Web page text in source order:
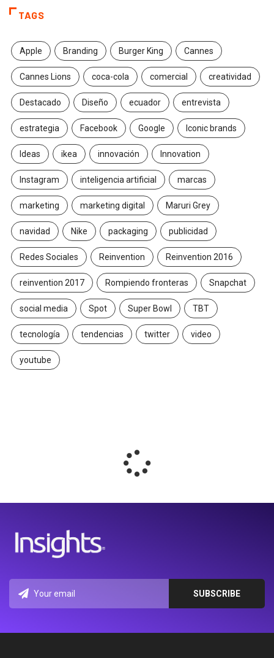
TAGS
Apple Branding Burger King Cannes
Cannes Lions coca-cola comercial creatividad
Destacado Diseño ecuador entrevista
estrategia Facebook Google Iconic brands
Ideas ikea innovación Innovation
Instagram inteligencia artificial marcas
marketing marketing digital Maruri Grey
navidad Nike packaging publicidad
Redes Sociales Reinvention Reinvention 2016
reinvention 2017 Rompiendo fronteras Snapchat
social media Spot Super Bowl TBT
tecnología tendencias twitter video
youtube